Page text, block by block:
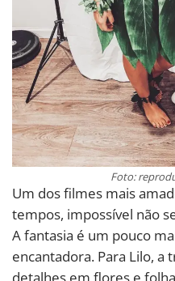
Foto:
Um dos filmes mais
tempos, impossível não
A fantasia é um pouco
encantadora. Para Lilo, a